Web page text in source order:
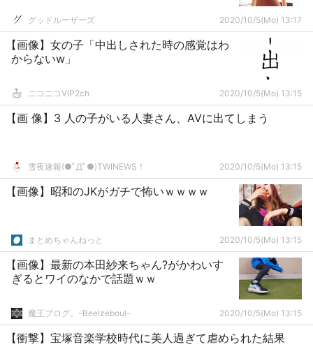
グッドルーザーズ 2020/10/5(Mo) 13:17
【画像】女の子「中出しされた時の感覚はわ
からないw」
ニコニコVIP2ch 2020/10/5(Mo) 13:15
【画 像】3 人の子がいる人妻さん、AVに出てしまう
雪夜速報(●ﾟДﾟ●)TWINEWS！ 2020/10/5(Mo) 13:15
【画像】昭和のJKがガチで怖いｗｗｗｗ
まとめちゃんねっと 2020/10/5(Mo) 13:15
【画像】最新の本田紗来ちゃん?がかわいす
ぎるとワイのなかで話題ｗｗ
魔王ブログ。-Beelzeboul- 2020/10/5(Mo) 13:15
【衝撃】宝塚音楽学校時代に美人過ぎて虐められた結果